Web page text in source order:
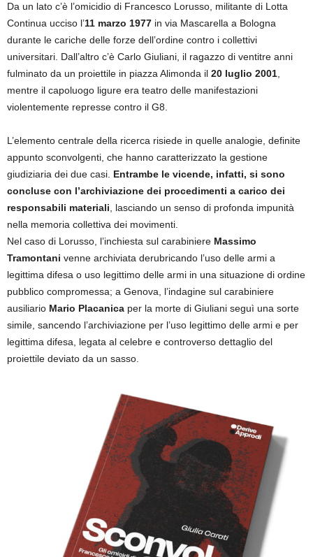
Da un lato c’è l’omicidio di Francesco Lorusso, militante di Lotta
Continua ucciso l’11 marzo 1977 in via Mascarella a Bologna
durante le cariche delle forze dell’ordine contro i collettivi
universitari. Dall’altro c’è Carlo Giuliani, il ragazzo di ventitre anni
fulminato da un proiettile in piazza Alimonda il 20 luglio 2001,
mentre il capoluogo ligure era teatro delle manifestazioni
violentemente represse contro il G8.
L’elemento centrale della ricerca risiede in quelle analogie, definite
appunto sconvolgenti, che hanno caratterizzato la gestione
giudiziaria dei due casi. Entrambe le vicende, infatti, si sono
concluse con l’archiviazione dei procedimenti a carico dei
responsabili materiali, lasciando un senso di profonda impunità
nella memoria collettiva dei movimenti.
Nel caso di Lorusso, l’inchiesta sul carabiniere Massimo
Tramontani venne archiviata derubricando l’uso delle armi a
legittima difesa o uso legittimo delle armi in una situazione di ordine
pubblico compromessa; a Genova, l’indagine sul carabiniere
ausiliario Mario Placanica per la morte di Giuliani seguì una sorte
simile, sancendo l’archiviazione per l’uso legittimo delle armi e per
legittima difesa, legata al celebre e controverso dettaglio del
proiettile deviato da un sasso.